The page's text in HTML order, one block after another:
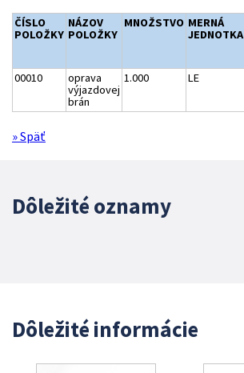
ČÍSLO
POLOŽKY
NÁZOV
POLOŽKY
MNOŽSTVO MERNÁ
JEDNOTKA
00010
oprava
výjazdovej
brán
1.000 LE
» Späť
Dôležité oznamy
Dôležité informácie